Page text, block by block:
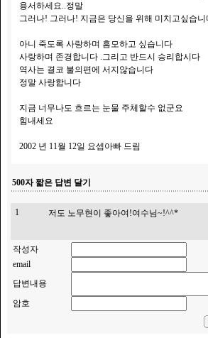
용서하세요..정말
그러나! 그러나! 지금은 당신을 위해 미치고싶습니
아니 죽도록 사랑하며 흠모하고 싶습니다
사랑하며 존경합니다 .그리고 반드시 승리합시다
역사는 결코 불의편에 서지않습니다
정말 사랑합니다
지금 너무나도 흐르는 눈물 주체할수 없군요
힘내세요
2002 년 11월 12일 요셉아빠 드림
500자 짧은 답변 달기
1
저도 노무현이 좋아여!여수님~!^^*
작성자
email
답변내용
암호